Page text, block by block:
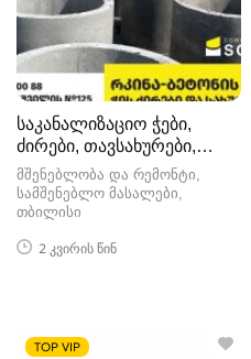
საკანალიზაციო ჭები,
ძირები, თავსახურები,
არხები
მშენებლობა და რემონტი,
სამშენებლო მასალები
თბილისი
2 კვირის წინ
TOP VIP